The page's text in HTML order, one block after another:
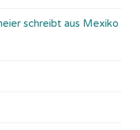
schreibt aus Mexiko